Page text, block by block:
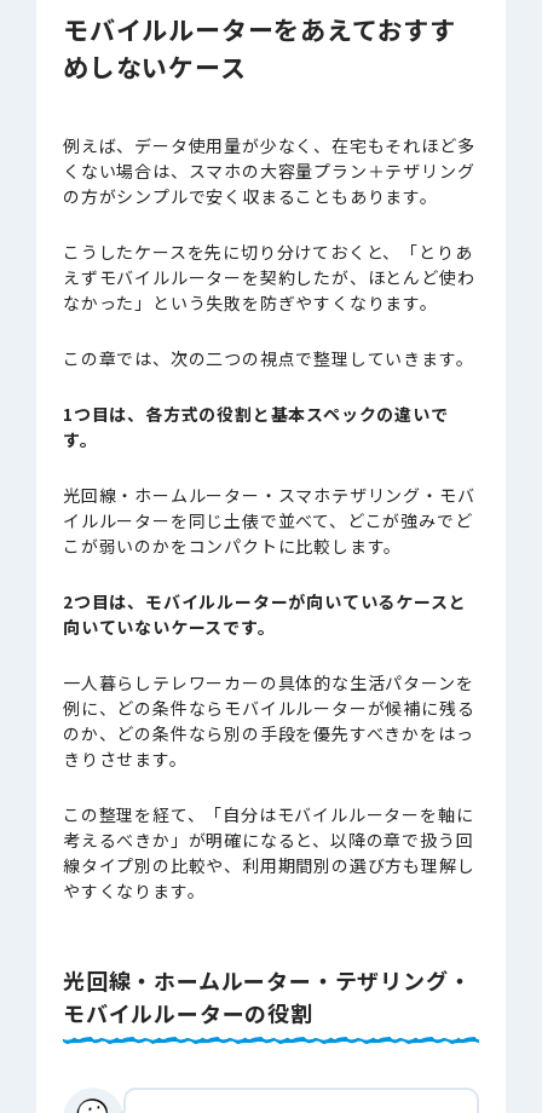
モバイルルーターをあえておすす
めしないケース
例えば、データ使用量が少なく、在宅もそれほど多
くない場合は、スマホの大容量プラン＋テザリング
の方がシンプルで安く収まることもあります。
こうしたケースを先に切り分けておくと、「とりあ
えずモバイルルーターを契約したが、ほとんど使わ
なかった」という失敗を防ぎやすくなります。
この章では、次の二つの視点で整理していきます。
1つ目は、各方式の役割と基本スペックの違いで
す。
光回線・ホームルーター・スマホテザリング・モバ
イルルーターを同じ土俵で並べて、どこが強みでど
こが弱いのかをコンパクトに比較します。
2つ目は、モバイルルーターが向いているケースと
向いていないケースです。
一人暮らしテレワーカーの具体的な生活パターンを
例に、どの条件ならモバイルルーターが候補に残る
のか、どの条件なら別の手段を優先すべきかをはっ
きりさせます。
この整理を経て、「自分はモバイルルーターを軸に
考えるべきか」が明確になると、以降の章で扱う回
線タイプ別の比較や、利用期間別の選び方も理解し
やすくなります。
光回線・ホームルーター・テザリング・
モバイルルーターの役割